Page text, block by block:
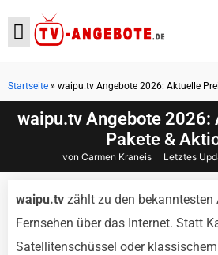
waipu.tv Angebote 2026:
Pakete &
von Carmen Kraneis Letztes
Startseite » waipu.tv Angebote 2026: Aktuelle
waipu.tv zählt zu den bekanntesten
Fernsehen über das Internet. Statt
Satellitenschüssel oder